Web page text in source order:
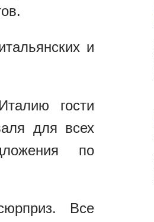
и
гости
для всех
по
Все